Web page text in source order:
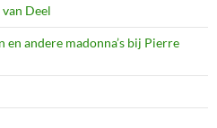
van Deel
andere madonna’s bij Pierre